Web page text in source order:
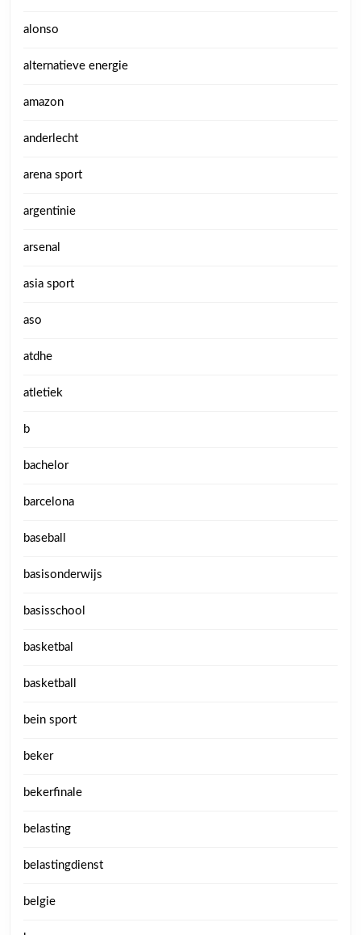
alonso
alternatieve energie
amazon
anderlecht
arena sport
argentinie
arsenal
asia sport
aso
atdhe
atletiek
b
bachelor
barcelona
baseball
basisonderwijs
basisschool
basketbal
basketball
bein sport
beker
bekerfinale
belasting
belastingdienst
belgie